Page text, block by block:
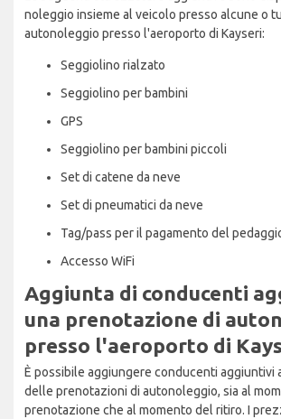
noleggio insieme al veicolo presso alcune o
autonoleggio presso l'aeroporto di Kayseri:
Seggiolino rialzato
Seggiolino per bambini
GPS
Seggiolino per bambini piccoli
Set di catene da neve
Set di pneumatici da neve
Tag/pass per il pagamento del
Accesso WiFi
Aggiunta di conducenti
una prenotazione di
presso l'aeroporto di
È possibile aggiungere conducenti aggiuntivi
delle prenotazioni di autonoleggio, sia al
prenotazione che al momento del ritiro. I